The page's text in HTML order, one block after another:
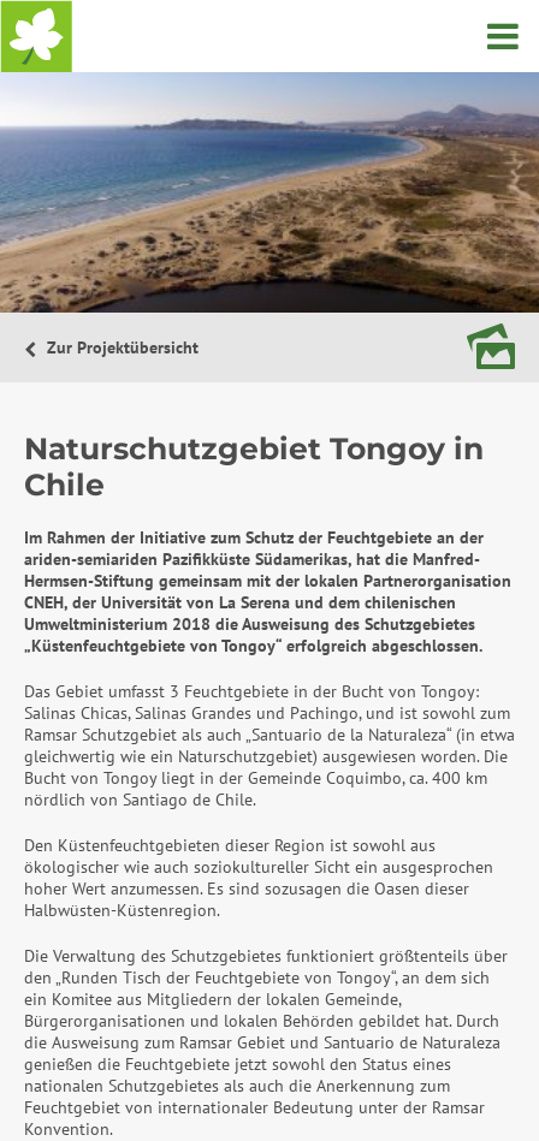
Zur Projektübersicht
Naturschutzgebiet Tongoy in
Chile
Im Rahmen der Initiative zum Schutz der Feuchtgebiete an der
ariden-semiariden Pazifikküste Südamerikas, hat die Manfred-
Hermsen-Stiftung gemeinsam mit der lokalen Partnerorganisation
CNEH, der Universität von La Serena und dem chilenischen
Umweltministerium 2018 die Ausweisung des Schutzgebietes
„Küstenfeuchtgebiete von Tongoy“ erfolgreich abgeschlossen.
Das Gebiet umfasst 3 Feuchtgebiete in der Bucht von Tongoy:
Salinas Chicas, Salinas Grandes und Pachingo, und ist sowohl zum
Ramsar Schutzgebiet als auch „Santuario de la Naturaleza“ (in etwa
gleichwertig wie ein Naturschutzgebiet) ausgewiesen worden. Die
Bucht von Tongoy liegt in der Gemeinde Coquimbo, ca. 400 km
nördlich von Santiago de Chile.
Den Küstenfeuchtgebieten dieser Region ist sowohl aus
ökologischer wie auch soziokultureller Sicht ein ausgesprochen
hoher Wert anzumessen. Es sind sozusagen die Oasen dieser
Halbwüsten-Küstenregion.
Die Verwaltung des Schutzgebietes funktioniert größtenteils über
den „Runden Tisch der Feuchtgebiete von Tongoy“, an dem sich
ein Komitee aus Mitgliedern der lokalen Gemeinde,
Bürgerorganisationen und lokalen Behörden gebildet hat. Durch
die Ausweisung zum Ramsar Gebiet und Santuario de Naturaleza
genießen die Feuchtgebiete jetzt sowohl den Status eines
nationalen Schutzgebietes als auch die Anerkennung zum
Feuchtgebiet von internationaler Bedeutung unter der Ramsar
Konvention.